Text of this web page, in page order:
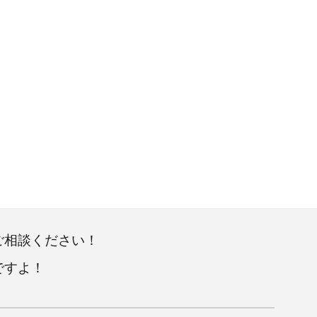
談ください！
よ！